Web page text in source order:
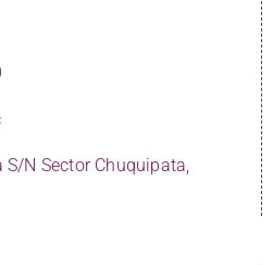
S/N Sector Chuquipata,